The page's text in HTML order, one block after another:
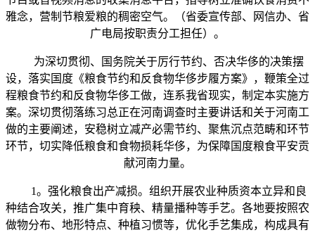
雅念，营制节粮爱粮的稠密空气。（省委宣传部、网信办、省
广电局按职责分工担任）。
为深切贯彻、国务院关于厉行节约、否决华侈的决策摆
设，落实国度《粮食节约和反食物华侈步履方案》，鞭策全过
程粮食节约和反食物华侈工做，连系我省现实，制定本实施方
案。深切贯彻落练习总正在河南调查时主要讲话和关于河南工
做的主要阐述，安稳树立减产必需节约、聚焦沉点范畴和环节
环节，切实降低粮食和食物损耗华侈，为保障国度粮食平安贡
献河南力量。
1。强化粮食出产减损。组织开展农业种质资本立异和良
种结合攻关，推广集中育秧、精量播种等手艺。各地要按照农
做物分布、地形特点、种植习惯等，优化手艺集成，构成具有